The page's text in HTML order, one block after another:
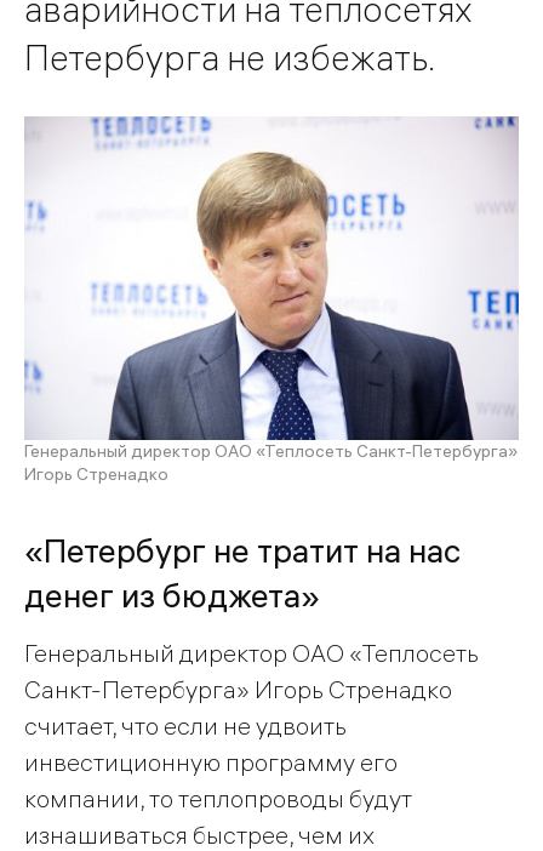
Петербурга не избежать.
Генеральный директор ОАО «Теплосеть Санкт-Петербурга»
Игорь Стренадко
«Петербург не тратит на нас
денег из бюджета»
Генеральный директор ОАО «Теплосеть
Санкт-Петербурга» Игорь Стренадко
считает, что если не удвоить
инвестиционную программу его
компании, то теплопроводы будут
изнашиваться быстрее, чем их